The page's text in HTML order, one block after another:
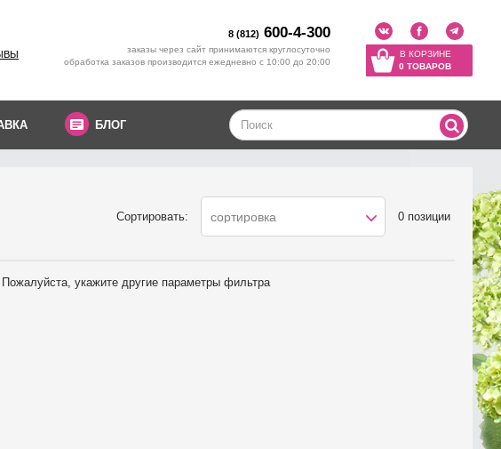
8 (812) 600-4-300
заказы через сайт принимаются круглосуточно
обработка заказов производится ежедневно с 10:00 до 20:00
В КОРЗИНЕ
0 ТОВАРОВ
БЛОГ
Сортировать: сортировка 0 позиции
укажите другие параметры фильтра